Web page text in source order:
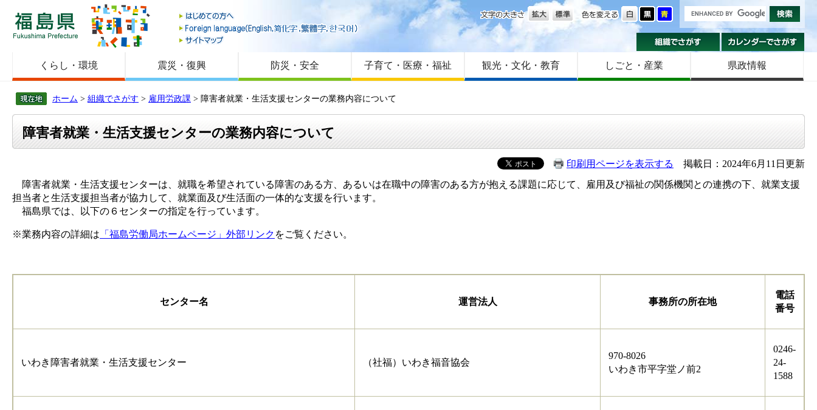
福島県
はじめての方へ
Foreign language
サイトマップ
色を変える
文字の大きさ
組織でさがす
くらし・環境 震災・復興 防災・安全 子育て・医療・福祉 観光・文化・教育 しごと・産業 県政情報
ホーム > 組織でさがす > 雇用労政課 > 障害者就業・生活支援センターの業務内容について
障害者就業・生活支援センターの業務内容について
印刷用ページを表示する
掲載日：2024年6月11日更新
障害者就業・生活支援センターは、就職を希望されている障害のある方、あるいは在職中の障害のある方が抱える課題に応じて、雇用及び福祉の関係機関との連携の下、就業支援
担当者と生活支援担当者が協力して、就業面及び生活面の一体的な支援を行います。
福島県では、以下の６センターの指定を行っています。
※業務内容の詳細は 「福島労働局ホームページ」外部リンク をご覧ください。
センター名 運営法人 事務所の所在地
電話
番号
いわき障害者就業・生活支援センター （社福）いわき福音協会
970-8026
いわき市平字堂ノ前2
0246-
24-
1588